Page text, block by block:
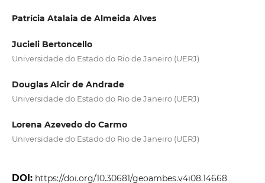
Patrícia Atalaia de Almeida Alves
Jucieli Bertoncello
Universidade do Estado do Rio de Janeiro (UERJ)
Douglas Alcir de Andrade
Universidade do Estado do Rio de Janeiro (UERJ)
Lorena Azevedo do Carmo
Universidade do Estado do Rio de Janeiro (UERJ)
DOI: https://doi.org/10.30681/geoambes.v4i08.14668